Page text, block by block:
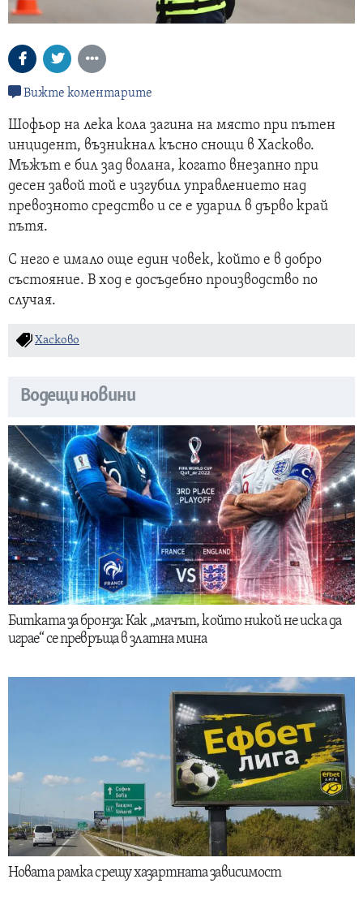
Вижте коментарите
Шофьор на лека кола загина на място при пътен
инцидент, възникнал късно снощи в Хасково.
Мъжът е бил зад волана, когато внезапно при
десен завой той е изгубил управлението над
превозното средство и се е ударил в дърво край
пътя.
С него е имало още един човек, който е в добро
състояние. В ход е досъдебно производство по
случая.
Хасково
Водещи новини
Битката за бронза: Как „мачът, който никой не иска да
играе“ се превръща в златна мина
Новата рамка срещу хазартната зависимост